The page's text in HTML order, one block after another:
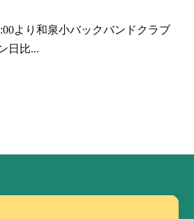
より和泉小バックバンドクラブ
日比...